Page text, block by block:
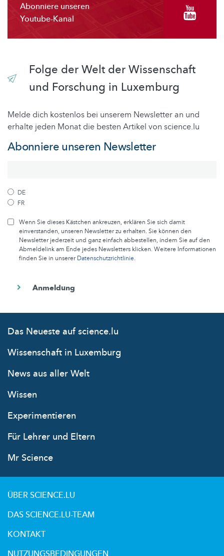
Abonniere unseren
Youtube-Kanal
Folge der Welt der Wissenschaft
und Forschung in Luxemburg
Melde dich kostenlos bei unserem Newsletter an und
erhalte jeden Monat die besten Artikel von science.lu
Abonniere unseren Newsletter
DE
FR
Wenn Sie dieses Kästchen ankreuzen, erklären Sie sich damit
einverstanden, unseren Newsletter zu erhalten. Sie können den
Newsletter jederzeit und ganz einfach abbestellen, indem Sie auf den
Abmeldelink am Ende jedes Newsletters klicken. Weitere Informationen
finden Sie in unsererDatenschutzrichtlinie.
Das Neueste auf science.lu
Wissenschaft in Luxemburg
News aus aller Welt
Wissen
Experimentieren
Für Lehrer und Eltern
Mr Science
ÜBER SCIENCE.LU
DAS SCIENCE.LU-TEAM
KONTAKT